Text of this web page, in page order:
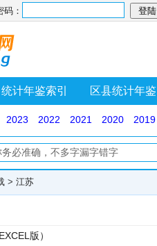
码：
统计年鉴索引 区县统计年鉴
2023 2022 2021 2020 2019
> 江苏
版）